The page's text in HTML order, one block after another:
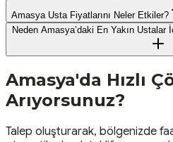
Amasya Usta Fiyatlarını Neler Etkiler?
Neden Amasya’daki En Yakın Ustalar
Amasya'da Hızlı
Arıyorsunuz?
Talep oluşturarak, bölgenizde